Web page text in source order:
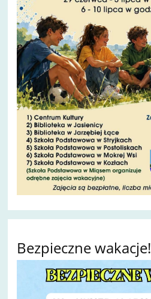
Bezpieczne wakacje!